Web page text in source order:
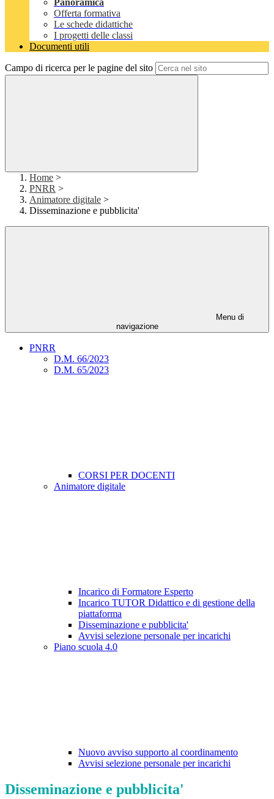
Panoramica
Offerta formativa
Le schede didattiche
I progetti delle classi
Documenti utili
Campo di ricerca per le pagine del sito
Home >
PNRR >
Animatore digitale >
Disseminazione e pubblicita'
Menu di
navigazione
PNRR
D.M. 66/2023
D.M. 65/2023
CORSI PER DOCENTI
Animatore digitale
Incarico di Formatore Esperto
Incarico TUTOR Didattico e di gestione della
piattaforma
Disseminazione e pubblicita'
Avvisi selezione personale per incarichi
Piano scuola 4.0
Nuovo avviso supporto al coordinamento
Avvisi selezione personale per incarichi
Disseminazione e pubblicita'